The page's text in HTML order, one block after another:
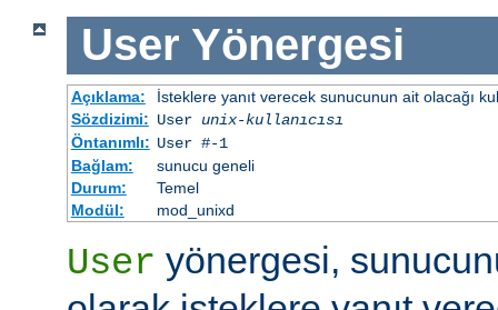
User Yönergesi
Açıklama:
İsteklere yanıt verecek sunucunun ait olacağı
Sözdizimi: User unix-kullanıcısı
Öntanımlı: User #-1
Bağlam:
sunucu geneli
Durum:
Temel
Modül:
mod_unixd
User yönergesi,